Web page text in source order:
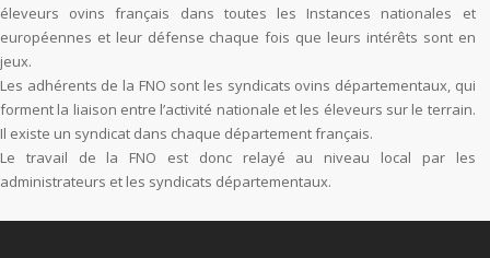
éleveurs ovins français dans toutes les Instances nationales et
européennes et leur défense chaque fois que leurs intérêts sont en
jeux.
Les adhérents de la FNO sont les syndicats ovins départementaux, qui
forment la liaison entre l’activité nationale et les éleveurs sur le terrain.
Il existe un syndicat dans chaque département français.
Le travail de la FNO est donc relayé au niveau local par les
administrateurs et les syndicats départementaux.